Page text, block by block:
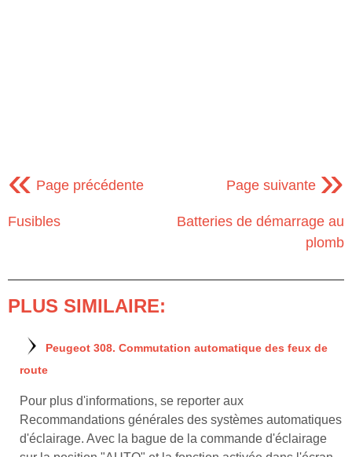
« Page précédente
Fusibles
Page suivante »
Batteries de démarrage au
plomb
PLUS SIMILAIRE:
Peugeot 308. Commutation automatique des feux de
route
Pour plus d'informations, se reporter aux
Recommandations générales des systèmes automatiques
d'éclairage. Avec la bague de la commande d'éclairage